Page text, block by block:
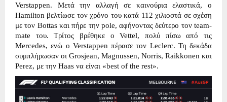
Verstappen. Μετά την αλλαγή σε καινούρια ελαστικά, ο
Hamilton βελτίωσε τον χρόνο του κατά 112 χιλιοστά σε σχέση
με τον Bottas και πήρε την pole, αφήνοντας δεύτερο τον team-
mate του. Τρίτος βρέθηκε ο Vettel, πολύ πίσω από τις
Mercedes, ενώ ο Verstappen πέρασε τον Leclerc. Τη δεκάδα
συμπλήρωσαν οι Grosjean, Magnussen, Norris, Raikkonen και
Perez, με την Haas να είναι «best of the rest».